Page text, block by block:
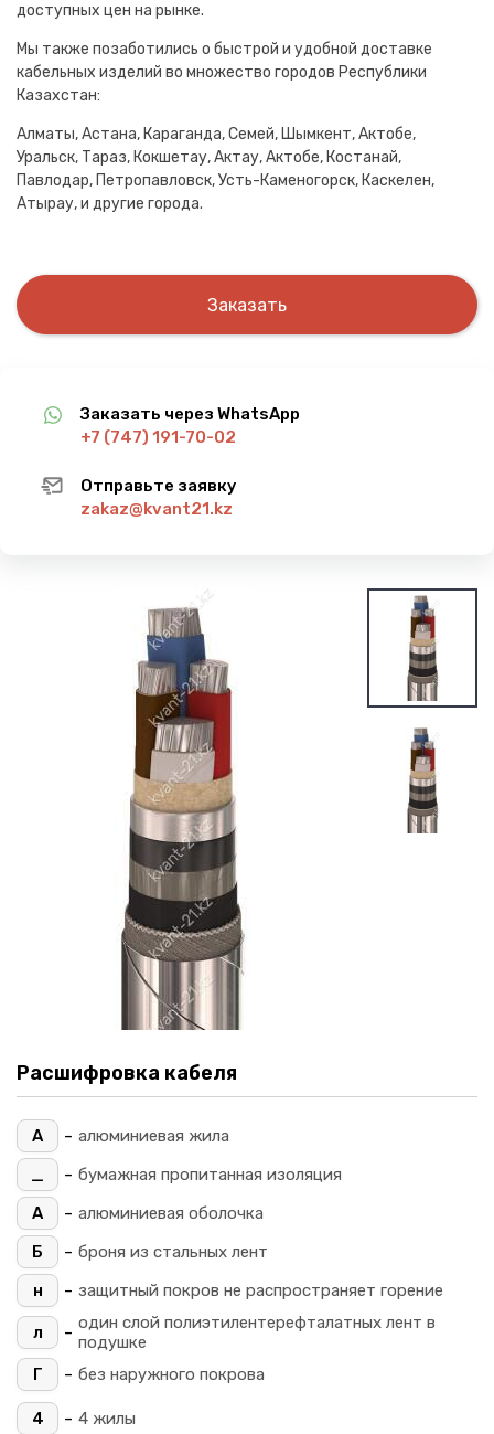
доступных цен на рынке.
Мы также позаботились о быстрой и удобной доставке
кабельных изделий во множество городов Республики
Казахстан:
Алматы, Астана, Караганда, Семей, Шымкент, Актобе,
Уральск, Тараз, Кокшетау, Актау, Актобе, Костанай,
Павлодар, Петропавловск, Усть-Каменогорск, Каскелен,
Атырау, и другие города.
Заказать
Заказать через WhatsApp
+7 (747) 191-70-02
Отправьте заявку
zakaz@kvant21.kz
Расшифровка кабеля
А - алюминиевая жила
_
- бумажная пропитанная изоляция
А
- алюминиевая оболочка
Б
- броня из стальных лент
н
- защитный покров не распространяет горение
л - один слой полиэтилентерефталатных лент в
подушке
Г
- без наружного покрова
4 - 4 жилы